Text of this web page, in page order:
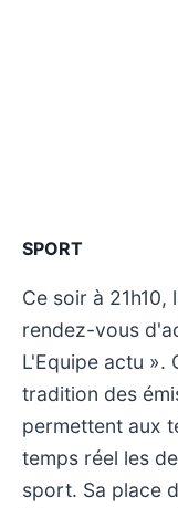
SPORT
Ce soir à 21h10,
rendez-vous
L'Equipe actu ».
tradition des
permettent aux
temps réel les
sport. Sa place